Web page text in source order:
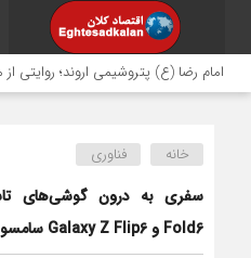
(ع) پتروشیمی اروند؛ روایتی از
خانه فناوری
Fold6 و Galaxy Z Flip6 سامسونگ